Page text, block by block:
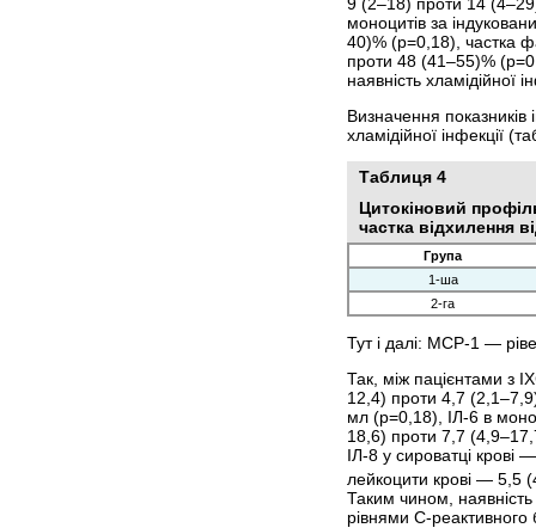
моноцитів за
40)% (р=0,18), частка
проти 48 (41–55)%
наявність хламідійної
Визначення показників
хламідійної інфекції
Таблиця 4
Цитокіновий
частка відхилення
Група
1-ша
2-га
Тут і далі: МСР-1 —
Так, між пацієнтами з
12,4) проти 4,7
мл (р=0,18), ІЛ-6 в
18,6) проти 7,7
ІЛ-8 у сироватці
лейкоцити крові — 5,5
Таким чином, наявність
рівнями С-реактивного